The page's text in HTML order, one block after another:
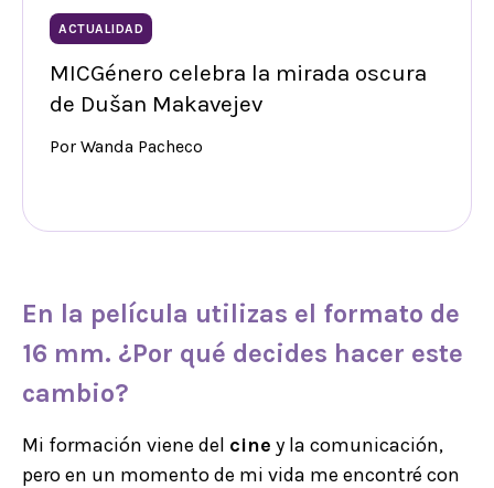
ACTUALIDAD
MICGénero celebra la mirada oscura
de Dušan Makavejev
Por Wanda Pacheco
En la película utilizas el formato de
16 mm. ¿Por qué decides hacer este
cambio?
Mi formación viene del cine y la comunicación,
pero en un momento de mi vida me encontré con